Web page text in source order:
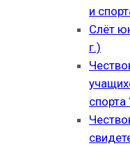
и
Слёт
г.)